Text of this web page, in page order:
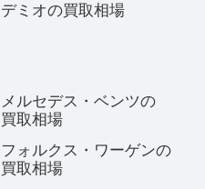
デミオの買取相場
メルセデス・ベンツの
買取相場
フォルクス・ワーゲンの
買取相場